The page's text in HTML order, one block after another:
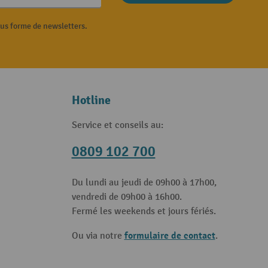
forme de newsletters.
Hotline
Service et conseils au:
0809 102 700
Du lundi au jeudi de 09h00 à 17h00,
vendredi de 09h00 à 16h00.
Fermé les weekends et jours fériés.
Ou via notre formulaire de contact.